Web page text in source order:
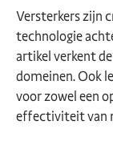
Versterkers zijn
technologie
artikel verkent
domeinen. Ook
voor zowel een
effectiviteit van